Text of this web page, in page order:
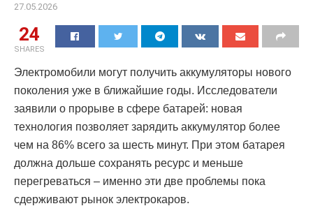
27.05.2026
24
SHARES
Электромобили могут получить аккумуляторы нового
поколения уже в ближайшие годы. Исследователи
заявили о прорыве в сфере батарей: новая
технология позволяет зарядить аккумулятор более
чем на 86% всего за шесть минут. При этом батарея
должна дольше сохранять ресурс и меньше
перегреваться – именно эти две проблемы пока
сдерживают рынок электрокаров.